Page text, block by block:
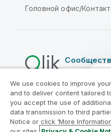
Головной офис/Контакт
Юридические соглашения
Условия использования
Legal Policies
Условия использования
We use cookies to improve
and to deliver content tailored
you accept the use of
data transmission to third
Notice or click ‘More